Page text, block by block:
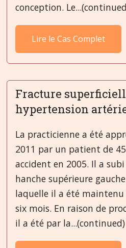
conception.
Lire le Cas Complet
Fracture
hypertension
La practicienne a été
2011 par un patient de
accident en 2005. Il a
hanche supérieure
laquelle il a été
six mois. En raison de
il a été par la...(continued)